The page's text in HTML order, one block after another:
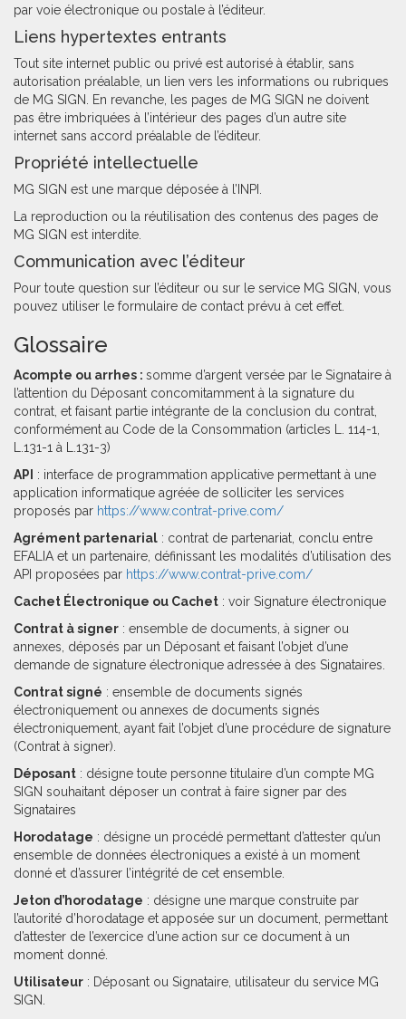
par voie électronique ou postale à l’éditeur.
Liens hypertextes entrants
Tout site internet public ou privé est autorisé à établir, sans
autorisation préalable, un lien vers les informations ou rubriques
de MG SIGN. En revanche, les pages de MG SIGN ne doivent
pas être imbriquées à l’intérieur des pages d’un autre site
internet sans accord préalable de l’éditeur.
Propriété intellectuelle
MG SIGN est une marque déposée à l’INPI.
La reproduction ou la réutilisation des contenus des pages de
MG SIGN est interdite.
Communication avec l’éditeur
Pour toute question sur l’éditeur ou sur le service MG SIGN, vous
pouvez utiliser le formulaire de contact prévu à cet effet.
Glossaire
Acompte ou arrhes : somme d’argent versée par le Signataire à
l’attention du Déposant concomitamment à la signature du
contrat, et faisant partie intégrante de la conclusion du contrat,
conformément au Code de la Consommation (articles L. 114-1,
L.131-1 à L.131-3)
API
: interface de programmation applicative permettant à une
application informatique agréée de solliciter les services
proposés par https://www.contrat-prive.com/
Agrément partenarial : contrat de partenariat, conclu entre
EFALIA et un partenaire, définissant les modalités d’utilisation des
API proposées par https://www.contrat-prive.com/
Cachet Électronique ou Cachet : voir Signature électronique
Contrat à signer : ensemble de documents, à signer ou
annexes, déposés par un Déposant et faisant l’objet d’une
demande de signature électronique adressée à des Signataires.
Contrat signé : ensemble de documents signés
électroniquement ou annexes de documents signés
électroniquement, ayant fait l’objet d’une procédure de signature
(Contrat à signer).
Déposant : désigne toute personne titulaire d’un compte MG
SIGN souhaitant déposer un contrat à faire signer par des
Signataires
Horodatage : désigne un procédé permettant d’attester qu’un
ensemble de données électroniques a existé à un moment
donné et d’assurer l’intégrité de cet ensemble.
Jeton d’horodatage : désigne une marque construite par
l’autorité d’horodatage et apposée sur un document, permettant
d’attester de l’exercice d’une action sur ce document à un
moment donné.
Utilisateur : Déposant ou Signataire, utilisateur du service MG
SIGN.